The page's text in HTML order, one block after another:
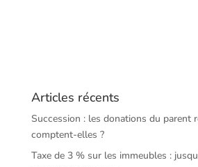
Articles récents
Succession : les donations du parent
comptent-elles ?
Taxe de 3 % sur les immeubles :